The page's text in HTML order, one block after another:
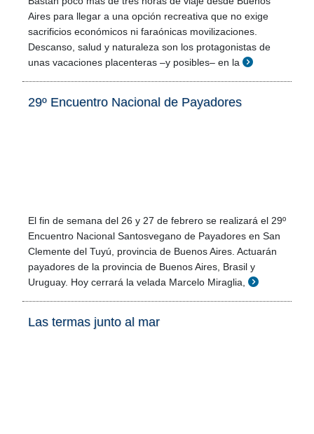
Aires para llegar a una opción recreativa que no exige
sacrificios económicos ni faraónicas movilizaciones.
Descanso, salud y naturaleza son los protagonistas de
unas vacaciones placenteras –y posibles– en la
29º Encuentro Nacional de Payadores
El fin de semana del 26 y 27 de febrero se realizará el 29º
Encuentro Nacional Santosvegano de Payadores en San
Clemente del Tuyú, provincia de Buenos Aires. Actuarán
payadores de la provincia de Buenos Aires, Brasil y
Uruguay. Hoy cerrará la velada Marcelo Miraglia,
Las termas junto al mar